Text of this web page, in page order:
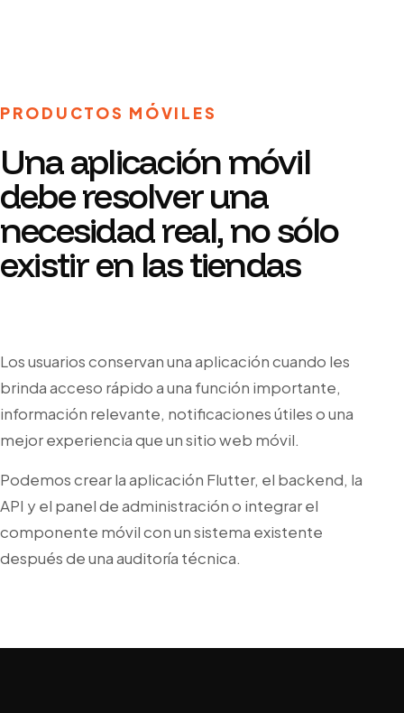
PRODUCTOS MÓVILES
Una aplicación móvil
debe resolver una
necesidad real, no sólo
existir en las tiendas
Los usuarios conservan una aplicación cuando les
brinda acceso rápido a una función importante,
información relevante, notificaciones útiles o una
mejor experiencia que un sitio web móvil.
Podemos crear la aplicación Flutter, el backend, la
API y el panel de administración o integrar el
componente móvil con un sistema existente
después de una auditoría técnica.